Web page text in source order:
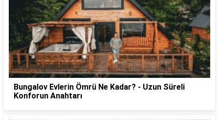
Bungalov Evlerin Ömrü Ne Kadar? - Uzun Süreli
Konforun Anahtarı